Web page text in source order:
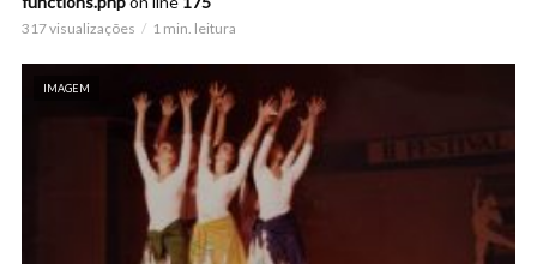
317 visualizações 1 min. leitura
IMAGEM